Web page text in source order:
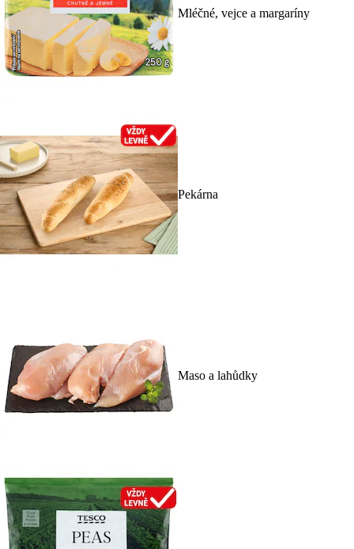
Mléčné, vejce a margaríny
Pekárna
Maso a lahůdky